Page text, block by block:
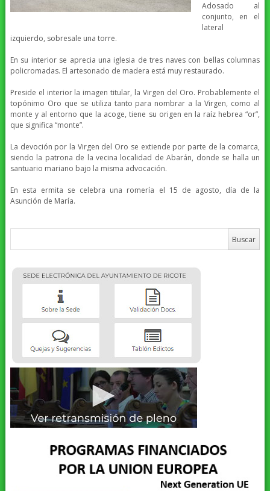
Adosado al
conjunto, en el
lateral
izquierdo, sobresale una torre.
En su interior se aprecia una iglesia de tres naves con bellas columnas
policromadas. El artesonado de madera está muy restaurado.
Preside el interior la imagen titular, la Virgen del Oro. Probablemente el
topónimo Oro que se utiliza tanto para nombrar a la Virgen, como al
monte y al entorno que la acoge, tiene su origen en la raíz hebrea “or”,
que significa “monte”.
La devoción por la Virgen del Oro se extiende por parte de la comarca,
siendo la patrona de la vecina localidad de Abarán, donde se halla un
santuario mariano bajo la misma advocación.
En esta ermita se celebra una romería el 15 de agosto, día de la
Asunción de María.